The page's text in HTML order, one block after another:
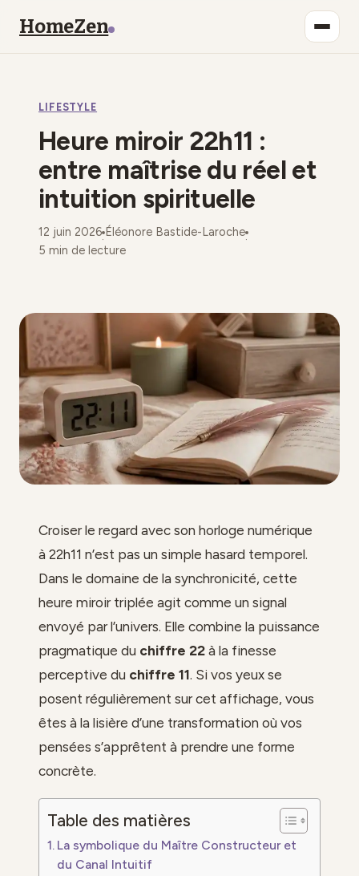
HomeZen
Maison
Mode
Déco
LIFESTYLE
Heure miroir 22h11 :
entre maîtrise du réel et
intuition spirituelle
12 juin 2026
·
Éléonore Bastide-Laroche
·
5 min de lecture
Croiser le regard avec son horloge numérique
à 22h11 n’est pas un simple hasard temporel.
Dans le domaine de la synchronicité, cette
heure miroir triplée agit comme un signal
envoyé par l’univers. Elle combine la puissance
pragmatique du chiffre 22 à la finesse
perceptive du chiffre 11. Si vos yeux se
posent régulièrement sur cet affichage, vous
êtes à la lisière d’une transformation où vos
pensées s’apprêtent à prendre une forme
concrète.
Table des matières
La symbolique du Maître Constructeur et
du Canal Intuitif